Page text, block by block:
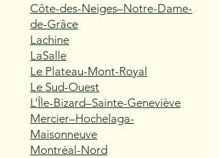
Côte-des-Neiges–Notre-Dame-
de-Grâce
Lachine
LaSalle
Le Plateau-Mont-Royal
Le Sud-Ouest
L’Île-Bizard–Sainte-Geneviève
Mercier–Hochelaga-
Maisonneuve
Montréal-Nord